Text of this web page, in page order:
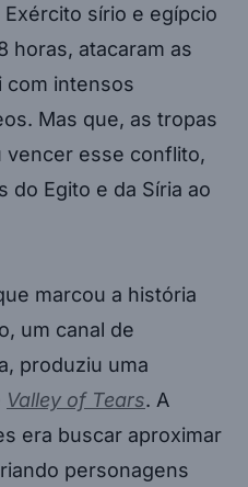
sírio e egípcio
horas, atacaram as
com intensos
Mas que, as tropas
vencer esse conflito,
do Egito e da Síria ao
marcou a história
um canal de
produziu uma
Valley of Tears. A
era buscar aproximar
personagens